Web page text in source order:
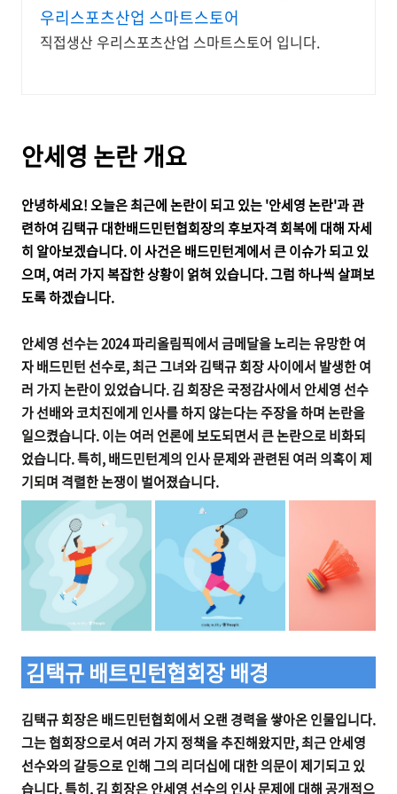
우리스포츠산업 스마트스토어
직접생산 우리스포츠산업 스마트스토어 입니다.
안세영 논란 개요
안녕하세요! 오늘은 최근에 논란이 되고 있는 '안세영 논란'과 관
련하여 김택규 대한배드민턴협회장의 후보자격 회복에 대해 자세
히 알아보겠습니다. 이 사건은 배드민턴계에서 큰 이슈가 되고 있
으며, 여러 가지 복잡한 상황이 얽혀 있습니다. 그럼 하나씩 살펴보
도록 하겠습니다.
안세영 선수는 2024 파리올림픽에서 금메달을 노리는 유망한 여
자 배드민턴 선수로, 최근 그녀와 김택규 회장 사이에서 발생한 여
러 가지 논란이 있었습니다. 김 회장은 국정감사에서 안세영 선수
가 선배와 코치진에게 인사를 하지 않는다는 주장을 하며 논란을
일으켰습니다. 이는 여러 언론에 보도되면서 큰 논란으로 비화되
었습니다. 특히, 배드민턴계의 인사 문제와 관련된 여러 의혹이 제
기되며 격렬한 논쟁이 벌어졌습니다.
김택규 배트민턴협회장 배경
김택규 회장은 배드민턴협회에서 오랜 경력을 쌓아온 인물입니다.
그는 협회장으로서 여러 가지 정책을 추진해왔지만, 최근 안세영
선수와의 갈등으로 인해 그의 리더십에 대한 의문이 제기되고 있
습니다. 특히, 김 회장은 안세영 선수의 인사 문제에 대해 공개적으